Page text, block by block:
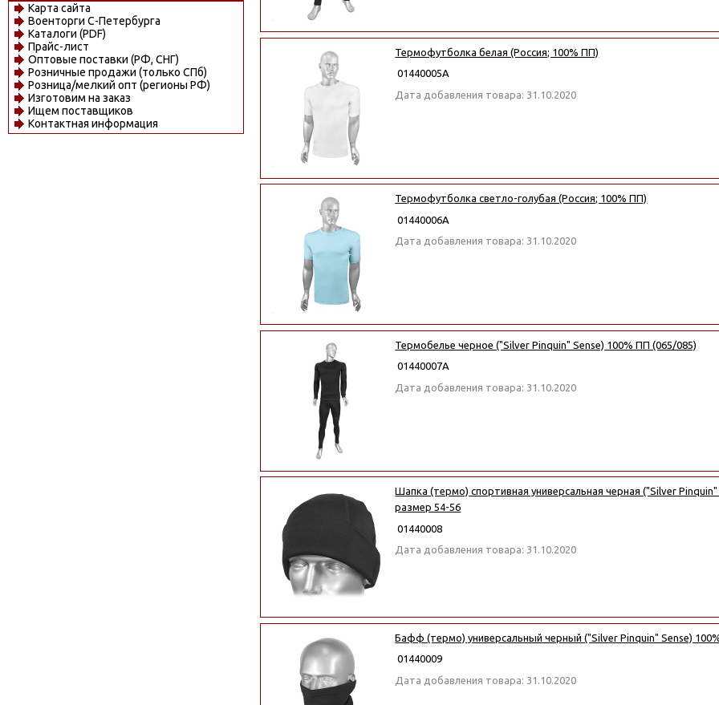
Карта сайта
Военторги С-Петербурга
Каталоги (PDF)
Прайс-лист
Оптовые поставки (РФ, СНГ)
Розничные продажи (только СПб)
Розница/мелкий опт (регионы РФ)
Изготовим на заказ
Ищем поставщиков
Контактная информация
Термофутболка белая (Россия; 100% ПП)
01440005А
Дата добавления товара: 31.10.2020
Термофутболка светло-голубая (Россия; 100% ПП)
01440006А
Дата добавления товара: 31.10.2020
Термобелье черное ("Silver Pinquin" Sense) 100% ПП (065/085)
01440007А
Дата добавления товара: 31.10.2020
Шапка (термо) спортивная универсальная черная ("Silver
размер 54-56
01440008
Дата добавления товара: 31.10.2020
Бафф (термо) универсальный черный ("Silver Pinquin" Sense)
01440009
Дата добавления товара: 31.10.2020